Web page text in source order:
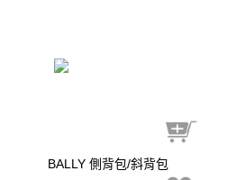
BALLY 側背包/斜背包